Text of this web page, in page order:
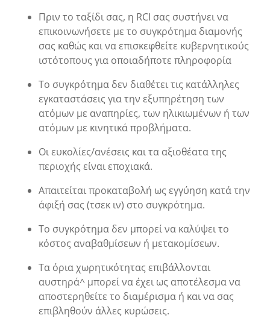
Πριν το ταξίδι σας, η RCI σας συστήνει να
επικοινωνήσετε με το συγκρότημα διαμονής
σας καθώς και να επισκεφθείτε κυβερνητικούς
ιστότοπους για οποιαδήποτε πληροφορία
Το συγκρότημα δεν διαθέτει τις κατάλληλες
εγκαταστάσεις για την εξυπηρέτηση των
ατόμων με αναπηρίες, των ηλικιωμένων ή των
ατόμων με κινητικά προβλήματα.
Οι ευκολίες/ανέσεις και τα αξιοθέατα της
περιοχής είναι εποχιακά.
Απαιτείται προκαταβολή ως εγγύηση κατά την
άφιξή σας (τσεκ ιν) στο συγκρότημα.
Το συγκρότημα δεν μπορεί να καλύψει το
κόστος αναβαθμίσεων ή μετακομίσεων.
Τα όρια χωρητικότητας επιβάλλονται
αυστηρά^ μπορεί να έχει ως αποτέλεσμα να
αποστερηθείτε το διαμέρισμα ή και να σας
επιβληθούν άλλες κυρώσεις.